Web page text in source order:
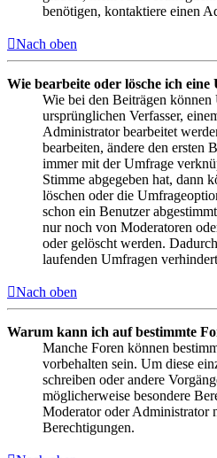
benötigen, kontaktiere einen
Nach oben
Wie bearbeite oder lösche ich eine
Wie bei den Beiträgen
ursprünglichen Verfasser,
Administrator bearbeitet
bearbeiten, ändere den ersten
immer mit der Umfrage
Stimme abgegeben hat, dann
löschen oder die
schon ein Benutzer
nur noch von Moderatoren
oder gelöscht werden.
laufenden Umfragen
Nach oben
Warum kann ich auf bestimmte
Manche Foren können
vorbehalten sein. Um diese
schreiben oder andere
möglicherweise besondere
Moderator oder Administrator
Berechtigungen.